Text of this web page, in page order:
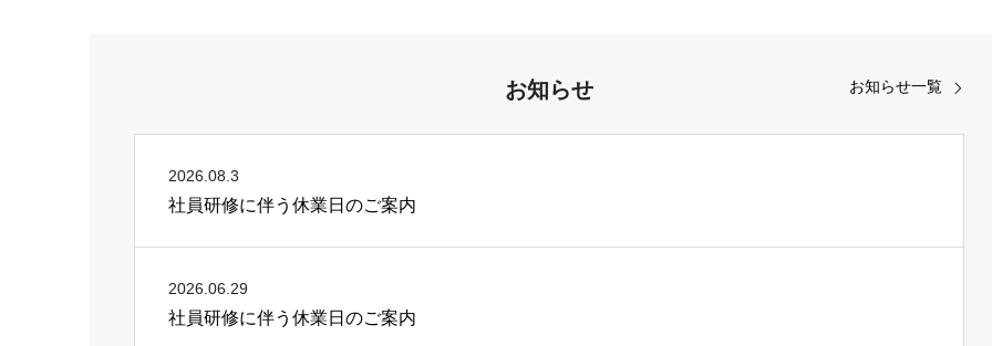
お知らせ
2026.08.3
社員研修に伴う休業日のご案内
2026.06.29
社員研修に伴う休業日のご案内
お知らせ一覧